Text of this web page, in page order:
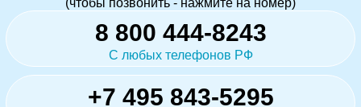
(чтобы позвонить - нажмите на номер)
8 800 444-8243
С любых телефонов РФ
+7 495 843-5295